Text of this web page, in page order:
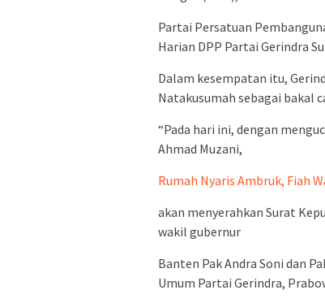
Partai Persatuan
Harian DPP Partai Gerindra
Dalam kesempatan itu,
Natakusumah sebagai bakal
“Pada hari ini, dengan
Ahmad Muzani,
Rumah Nyaris Ambruk, Fiah
akan menyerahkan Surat
wakil gubernur
Banten Pak Andra Soni dan
Umum Partai Gerindra,